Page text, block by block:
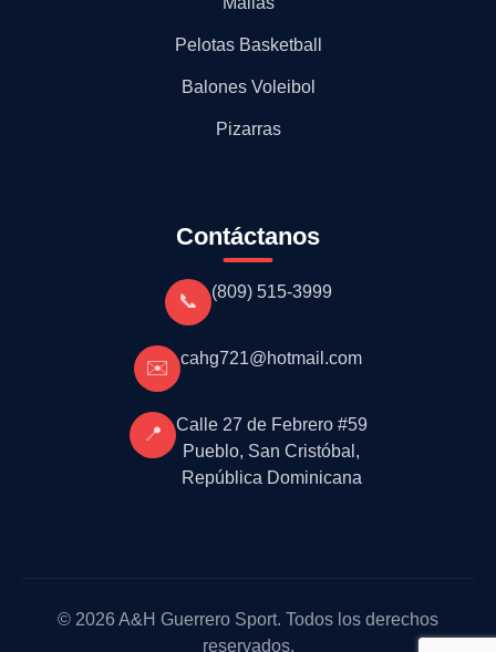
Pelotas Basketball
Balones Voleibol
Pizarras
Contáctanos
📞 (809) 515-3999
✉️ cahg721@hotmail.com
📍
Calle 27 de Febrero #59
Pueblo, San Cristóbal,
República Dominicana
© 2026 A&H Guerrero Sport. Todos los derechos
reservados.